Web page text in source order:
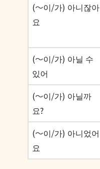
(〜이/가) 아니잖아
요
(〜이/가) 아닐 수
있어
(〜이/가) 아닐까
요?
(〜이/가) 아니었어
요